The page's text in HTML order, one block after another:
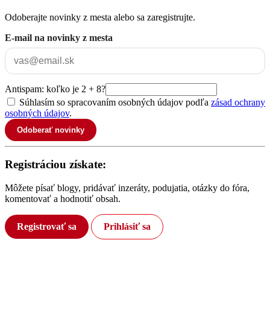
Odoberajte novinky z mesta alebo sa zaregistrujte.
E-mail na novinky z mesta
Antispam: koľko je 2 + 8?
Súhlasím so spracovaním osobných údajov podľa zásad ochrany
osobných údajov.
Odoberať novinky
Registráciou získate:
Môžete písať blogy, pridávať inzeráty, podujatia, otázky do fóra,
komentovať a hodnotiť obsah.
Registrovať sa Prihlásiť sa